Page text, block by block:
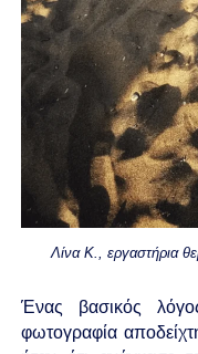
Λίνα Κ., εργαστήρια
Ένας βασικός
φωτογραφία